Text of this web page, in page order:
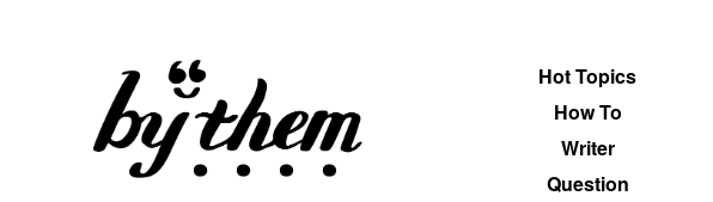
Hot Topics
How To
Writer
Question
あなたの声に共感する